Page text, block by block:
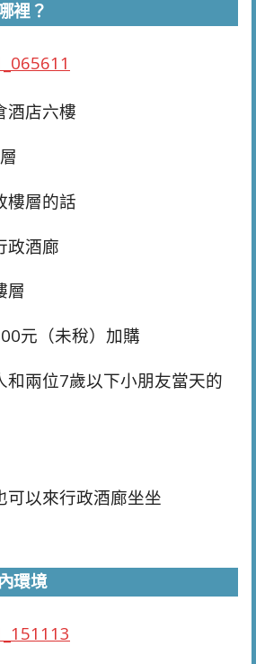
裡？
酒店六樓
樓層的話
政酒廊
層
元（未稅）加購
和兩位7歲以下小朋友當天的
可以來行政酒廊坐坐
環境